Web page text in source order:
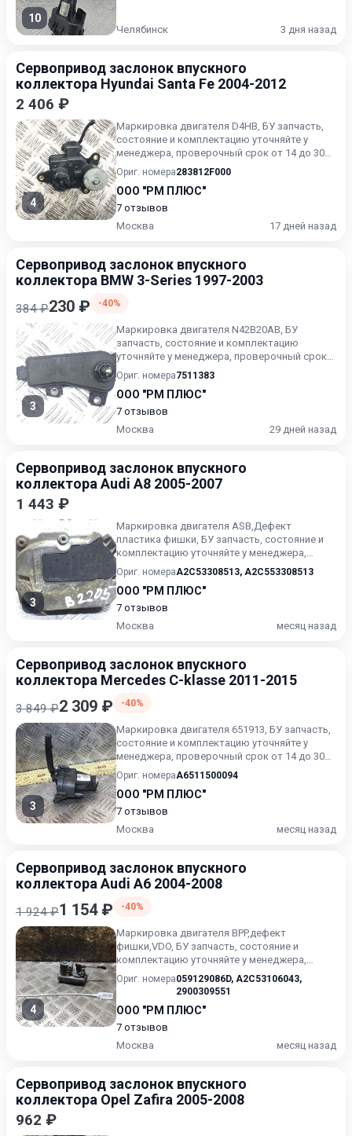
10
Челябинск 3 дня назад
Сервопривод заслонок впускного
коллектора Hyundai Santa Fe 2004-2012
2 406 ₽
4
Маркировка двигателя D4HB, БУ запчасть,
состояние и комплектацию уточняйте у
менеджера, проверочный срок от 14 до 30
дней.
Ориг. номера283812F000
ООО "РМ ПЛЮС"
7 отзывов
Москва
17 дней назад
Сервопривод заслонок впускного
коллектора BMW 3-Series 1997-2003
384 ₽230 ₽ -40%
3
Маркировка двигателя N42B20AB, БУ
запчасть, состояние и комплектацию
уточняйте у менеджера, проверочный срок
от 14 до 30 дней.
Ориг. номера7511383
ООО "РМ ПЛЮС"
7 отзывов
Москва
29 дней назад
Сервопривод заслонок впускного
коллектора Audi A8 2005-2007
1 443 ₽
3
Маркировка двигателя ASB,Дефект
пластика фишки, БУ запчасть, состояние и
комплектацию уточняйте у менеджера,
проверочный срок от 14 до 30 дн...
Ориг. номераA2C53308513, A2C553308513
ООО "РМ ПЛЮС"
7 отзывов
Москва
месяц назад
Сервопривод заслонок впускного
коллектора Mercedes C-klasse 2011-2015
3 849 ₽2 309 ₽ -40%
3
Маркировка двигателя 651913, БУ запчасть,
состояние и комплектацию уточняйте у
менеджера, проверочный срок от 14 до 30
дней.
Ориг. номераA6511500094
ООО "РМ ПЛЮС"
7 отзывов
Москва
месяц назад
Сервопривод заслонок впускного
коллектора Audi A6 2004-2008
1 924 ₽1 154 ₽ -40%
4
Маркировка двигателя BPP,дефект
фишки,VDO, БУ запчасть, состояние и
комплектацию уточняйте у менеджера,
проверочный срок от 14 до 30 дней.
Ориг. номера059129086D, A2C53106043,
2900309551
ООО "РМ ПЛЮС"
7 отзывов
Москва
месяц назад
Сервопривод заслонок впускного
коллектора Opel Zafira 2005-2008
962 ₽